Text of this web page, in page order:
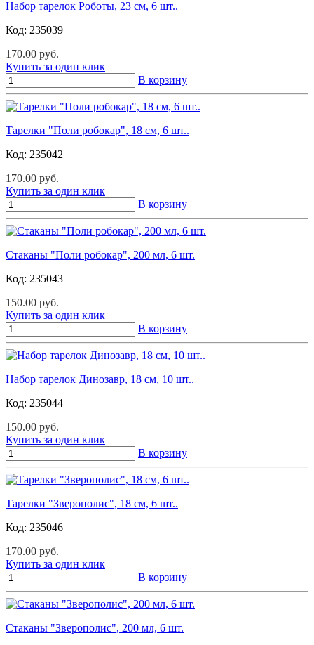
Набор тарелок Роботы, 23 см, 6 шт..
Код: 235039
170.00 руб.
Купить за один клик
В корзину
Тарелки "Поли робокар", 18 см, 6 шт..
Код: 235042
170.00 руб.
Купить за один клик
В корзину
Стаканы "Поли робокар", 200 мл, 6 шт.
Код: 235043
150.00 руб.
Купить за один клик
В корзину
Набор тарелок Динозавр, 18 см, 10 шт..
Код: 235044
150.00 руб.
Купить за один клик
В корзину
Тарелки "Зверополис", 18 см, 6 шт..
Код: 235046
170.00 руб.
Купить за один клик
В корзину
Стаканы "Зверополис", 200 мл, 6 шт.